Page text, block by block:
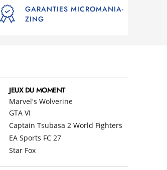
GARANTIES MICROMANIA-
ZING
JEUX DU MOMENT
Marvel's Wolverine
GTA VI
Captain Tsubasa 2 World Fighters
EA Sports FC 27
Star Fox